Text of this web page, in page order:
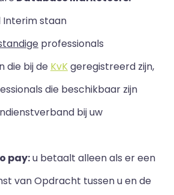
Interim staan
professionals
die bij de KvKgeregistreerd zijn,
die beschikbaar zijn
bij uw
pay:u betaalt alleen als er een
van Opdracht tussen u en de